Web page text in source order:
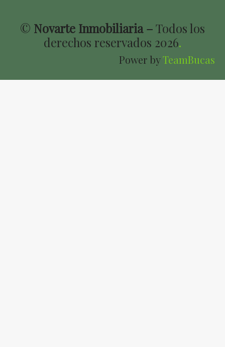
© Novarte Inmobiliaria –Todos los
derechos reservados 2026.
Power byTeamBucas